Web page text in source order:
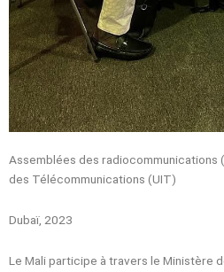
Assemblées des radiocommunications
des Télécommunications (UIT)
Dubaï, 2023
Le Mali participe à travers le Ministère